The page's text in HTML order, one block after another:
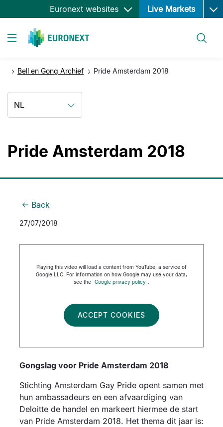
Overslaan
en
gaan
Euronext websites Live Markets Open
Bell en Gong Archief Pride Amsterdam 2018
NL
Pride Amsterdam 2018
Back
27/07/2018
Playing this video will load a content from YouTube, a service of
Google LLC. For information on how Google may use your data,
see the Google privacy policy
ACCEPT COOKIES
Gongslag voor Pride Amsterdam 2018
Stichting Amsterdam Gay Pride opent samen met
hun ambassadeurs en een afvaardiging van
Deloitte de handel en markeert hiermee de start
van Pride Amsterdam 2018. Het thema dit jaar is: